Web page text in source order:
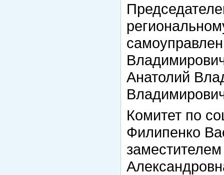
Анатолий
Комитет по
Филипенко